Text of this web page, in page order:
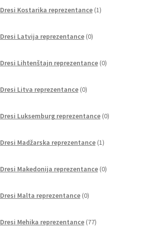
Dresi Kostarika reprezentance 1izdelek
Dresi Latvija reprezentance 0izdelkov
Dresi Lihtenštajn reprezentance 0izdelkov
Dresi Litva reprezentance 0izdelkov
Dresi Luksemburg reprezentance 0izdelkov
Dresi Madžarska reprezentance 1izdelek
Dresi Makedonija reprezentance 0izdelkov
Dresi Malta reprezentance 0izdelkov
Dresi Mehika reprezentance 77izdelkov